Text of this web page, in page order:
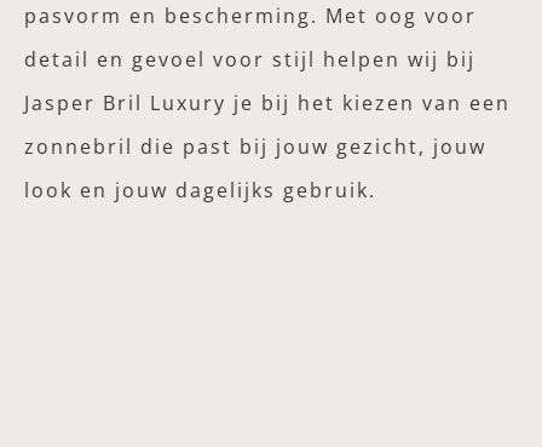
pasvorm en bescherming. Met oog voor
detail en gevoel voor stijl helpen wij bij
Jasper Bril Luxury je bij het kiezen van een
zonnebril die past bij jouw gezicht, jouw
look en jouw dagelijks gebruik.